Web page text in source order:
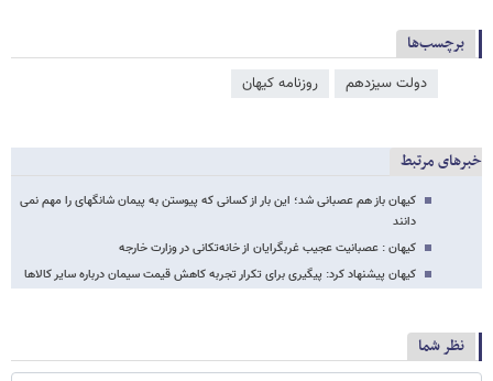
برچسب‌ها
دولت سیزدهم روزنامه کیهان
خبرهای مرتبط
کیهان باز هم عصبانی شد؛ این بار از کسانی که پیوستن به پیمان شانگهای را مهم نمی
دانند
کیهان : عصبانیت عجیب غربگرایان از خانه‌تکانی در وزارت خارجه
کیهان پیشنهاد کرد: پیگیری برای تکرار تجربه کاهش قیمت سیمان درباره سایر کالاها
نظر شما